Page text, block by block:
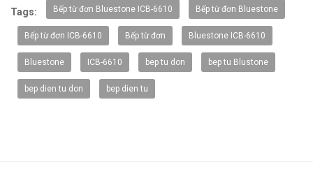
-20%
Tags: Bếp từ đơn Bluestone ICB-6610 Bếp từ đơn Bluestone
Bếp từ đơn ICB-6610 Bếp từ đơn Bluestone ICB-6610
Bluestone ICB-6610 bep tu don bep tu Blustone
bep dien tu don bep dien tu